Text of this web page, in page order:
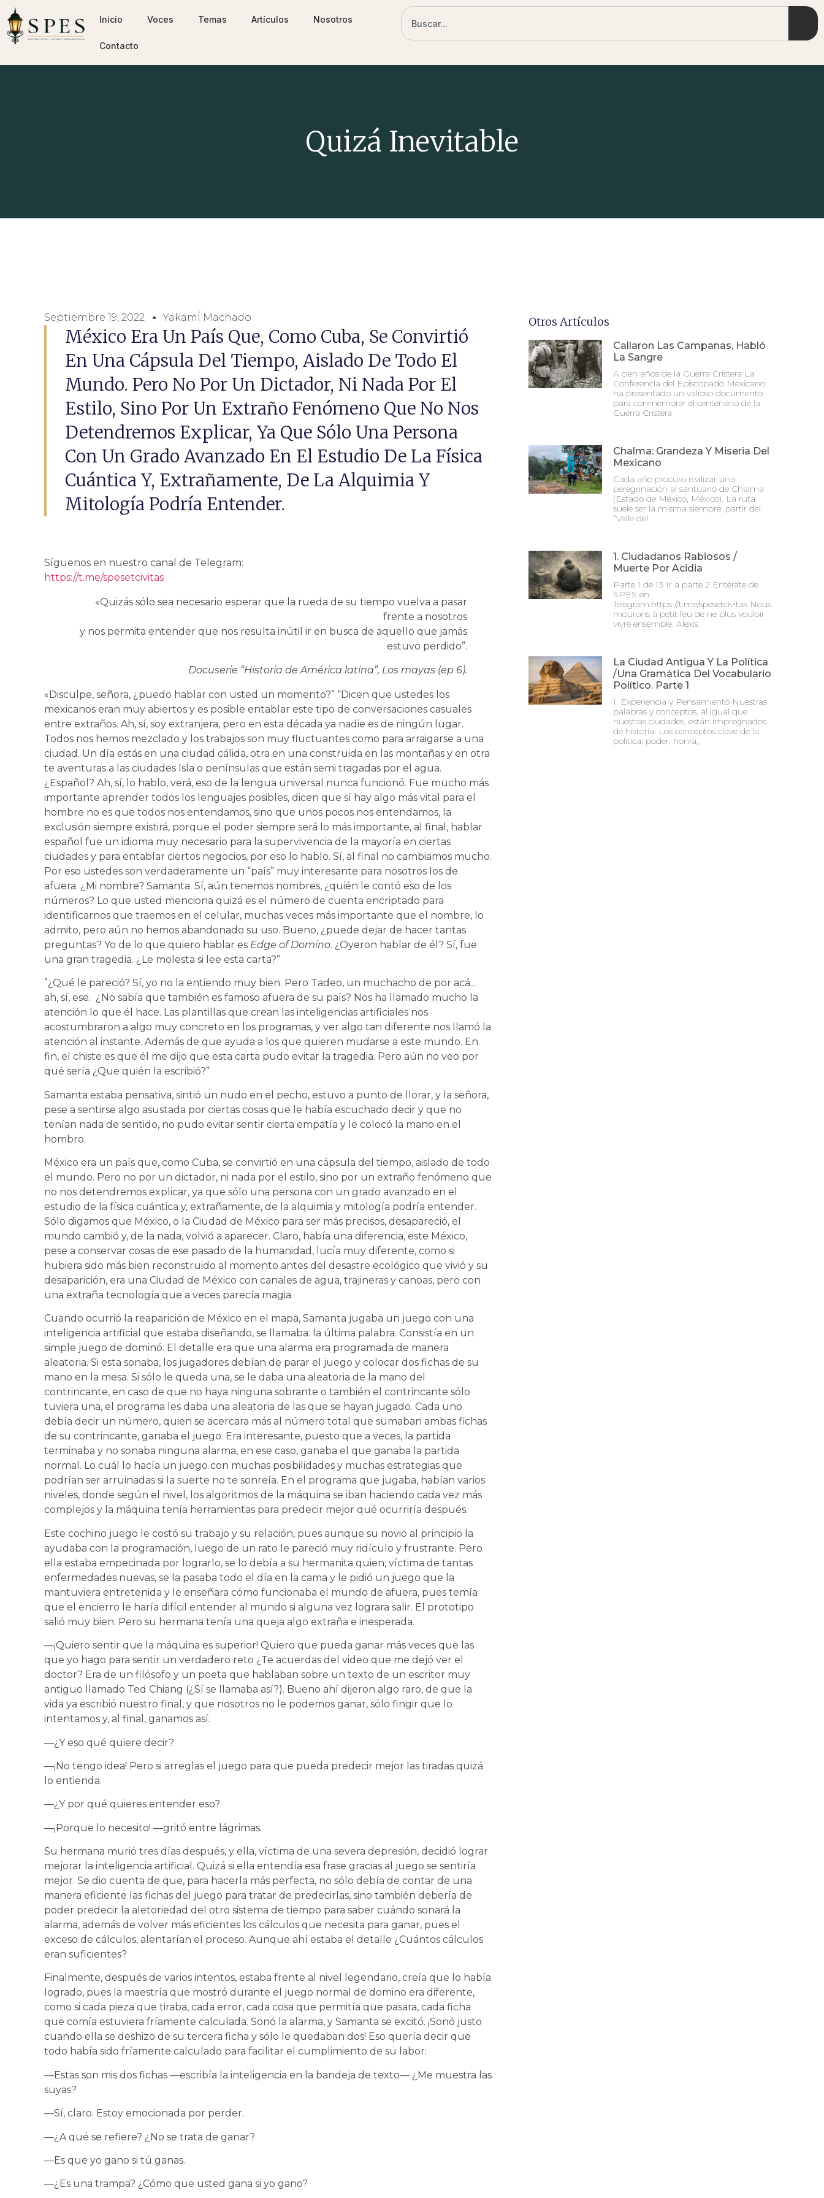
Inicio Voces Temas Artículos Nosotros
Contacto
Quizá Inevitable
Septiembre 19, 2022 YakamÍ Machado
México Era Un País Que, Como Cuba, Se Convirtió
En Una Cápsula Del Tiempo, Aislado De Todo El
Mundo. Pero No Por Un Dictador, Ni Nada Por El
Estilo, Sino Por Un Extraño Fenómeno Que No Nos
Detendremos Explicar, Ya Que Sólo Una Persona
Con Un Grado Avanzado En El Estudio De La Física
Cuántica Y, Extrañamente, De La Alquimia Y
Mitología Podría Entender.
Síguenos en nuestro canal de Telegram:
https://t.me/spesetcivitas
«Quizás sólo sea necesario esperar que la rueda de su tiempo vuelva a pasar
frente a nosotros
y nos permita entender que nos resulta inútil ir en busca de aquello que jamás
estuvo perdido”.
Docuserie “Historia de América latina”, Los mayas (ep 6).
«Disculpe, señora, ¿puedo hablar con usted un momento?” “Dicen que ustedes los
mexicanos eran muy abiertos y es posible entablar este tipo de conversaciones casuales
entre extraños. Ah, sí, soy extranjera, pero en esta década ya nadie es de ningún lugar.
Todos nos hemos mezclado y los trabajos son muy fluctuantes como para arraigarse a una
ciudad. Un día estás en una ciudad cálida, otra en una construida en las montañas y en otra
te aventuras a las ciudades Isla o penínsulas que están semi tragadas por el agua.
¿Español? Ah, sí, lo hablo, verá, eso de la lengua universal nunca funcionó. Fue mucho más
importante aprender todos los lenguajes posibles, dicen que sí hay algo más vital para el
hombre no es que todos nos entendamos, sino que unos pocos nos entendamos, la
exclusión siempre existirá, porque el poder siempre será lo más importante, al final, hablar
español fue un idioma muy necesario para la supervivencia de la mayoría en ciertas
ciudades y para entablar ciertos negocios, por eso lo hablo. Sí, al final no cambiamos mucho.
Por eso ustedes son verdaderamente un “país” muy interesante para nosotros los de
afuera. ¿Mi nombre? Samanta. Sí, aún tenemos nombres, ¿quién le contó eso de los
números? Lo que usted menciona quizá es el número de cuenta encriptado para
identificarnos que traemos en el celular, muchas veces más importante que el nombre, lo
admito, pero aún no hemos abandonado su uso. Bueno, ¿puede dejar de hacer tantas
preguntas? Yo de lo que quiero hablar es Edge of Domino. ¿Oyeron hablar de él? Sí, fue
una gran tragedia. ¿Le molesta si lee esta carta?”
”¿Qué le pareció? Sí, yo no la entiendo muy bien. Pero Tadeo, un muchacho de por acá…
ah, sí, ese. ¿No sabía que también es famoso afuera de su país? Nos ha llamado mucho la
atención lo que él hace. Las plantillas que crean las inteligencias artificiales nos
acostumbraron a algo muy concreto en los programas, y ver algo tan diferente nos llamó la
atención al instante. Además de que ayuda a los que quieren mudarse a este mundo. En
fin, el chiste es que él me dijo que esta carta pudo evitar la tragedia. Pero aún no veo por
qué sería ¿Que quién la escribió?”
Samanta estaba pensativa, sintió un nudo en el pecho, estuvo a punto de llorar, y la señora,
pese a sentirse algo asustada por ciertas cosas que le había escuchado decir y que no
tenían nada de sentido, no pudo evitar sentir cierta empatía y le colocó la mano en el
hombro.
México era un país que, como Cuba, se convirtió en una cápsula del tiempo, aislado de todo
el mundo. Pero no por un dictador, ni nada por el estilo, sino por un extraño fenómeno que
no nos detendremos explicar, ya que sólo una persona con un grado avanzado en el
estudio de la física cuántica y, extrañamente, de la alquimia y mitología podría entender.
Sólo digamos que México, o la Ciudad de México para ser más precisos, desapareció, el
mundo cambió y, de la nada, volvió a aparecer. Claro, había una diferencia, este México,
pese a conservar cosas de ese pasado de la humanidad, lucía muy diferente, como si
hubiera sido más bien reconstruido al momento antes del desastre ecológico que vivió y su
desaparición, era una Ciudad de México con canales de agua, trajineras y canoas, pero con
una extraña tecnología que a veces parecía magia.
Cuando ocurrió la reaparición de México en el mapa, Samanta jugaba un juego con una
inteligencia artificial que estaba diseñando, se llamaba: la última palabra. Consistía en un
simple juego de dominó. El detalle era que una alarma era programada de manera
aleatoria. Si esta sonaba, los jugadores debían de parar el juego y colocar dos fichas de su
mano en la mesa. Si sólo le queda una, se le daba una aleatoria de la mano del
contrincante, en caso de que no haya ninguna sobrante o también el contrincante sólo
tuviera una, el programa les daba una aleatoria de las que se hayan jugado. Cada uno
debía decir un número, quien se acercara más al número total que sumaban ambas fichas
de su contrincante, ganaba el juego. Era interesante, puesto que a veces, la partida
terminaba y no sonaba ninguna alarma, en ese caso, ganaba el que ganaba la partida
normal. Lo cuál lo hacía un juego con muchas posibilidades y muchas estrategias que
podrían ser arruinadas si la suerte no te sonreía. En el programa que jugaba, habían varios
niveles, donde según el nivel, los algoritmos de la máquina se iban haciendo cada vez más
complejos y la máquina tenía herramientas para predecir mejor qué ocurriría después.
Este cochino juego le costó su trabajo y su relación, pues aunque su novio al principio la
ayudaba con la programación, luego de un rato le pareció muy ridículo y frustrante. Pero
ella estaba empecinada por lograrlo, se lo debía a su hermanita quien, víctima de tantas
enfermedades nuevas, se la pasaba todo el día en la cama y le pidió un juego que la
mantuviera entretenida y le enseñara cómo funcionaba el mundo de afuera, pues temía
que el encierro le haría difícil entender al mundo si alguna vez lograra salir. El prototipo
salió muy bien. Pero su hermana tenía una queja algo extraña e inesperada.
—¡Quiero sentir que la máquina es superior! Quiero que pueda ganar más veces que las
que yo hago para sentir un verdadero reto ¿Te acuerdas del video que me dejó ver el
doctor? Era de un filósofo y un poeta que hablaban sobre un texto de un escritor muy
antiguo llamado Ted Chiang (¿Sí se llamaba así?). Bueno ahí dijeron algo raro, de que la
vida ya escribió nuestro final, y que nosotros no le podemos ganar, sólo fingir que lo
intentamos y, al final, ganamos así.
—¿Y eso qué quiere decir?
—¡No tengo idea! Pero si arreglas el juego para que pueda predecir mejor las tiradas quizá
lo entienda.
—¿Y por qué quieres entender eso?
—¡Porque lo necesito! —gritó entre lágrimas.
Su hermana murió tres días después, y ella, víctima de una severa depresión, decidió lograr
mejorar la inteligencia artificial. Quizá si ella entendía esa frase gracias al juego se sentiría
mejor. Se dio cuenta de que, para hacerla más perfecta, no sólo debía de contar de una
manera eficiente las fichas del juego para tratar de predecirlas, sino también debería de
poder predecir la aletoriedad del otro sistema de tiempo para saber cuándo sonará la
alarma, además de volver más eficientes los cálculos que necesita para ganar, pues el
exceso de cálculos, alentarían el proceso. Aunque ahí estaba el detalle ¿Cuántos cálculos
eran suficientes?
Finalmente, después de varios intentos, estaba frente al nivel legendario, creía que lo había
logrado, pues la maestría que mostró durante el juego normal de domino era diferente,
como si cada pieza que tiraba, cada error, cada cosa que permitía que pasara, cada ficha
que comía estuviera fríamente calculada. Sonó la alarma, y Samanta se excitó. ¡Sonó justo
cuando ella se deshizo de su tercera ficha y sólo le quedaban dos! Eso quería decir que
todo había sido fríamente calculado para facilitar el cumplimiento de su labor:
—Estas son mis dos fichas —escribía la inteligencia en la bandeja de texto— ¿Me muestra las
suyas?
—Sí, claro. Estoy emocionada por perder.
—¿A qué se refiere? ¿No se trata de ganar?
—Es que yo gano si tú ganas.
—¿Es una trampa? ¿Cómo que usted gana si yo gano?
Otros Artículos
Callaron Las Campanas, Habló
La Sangre
A cien años de la Guerra Cristera La
Conferencia del Episcopado Mexicano
ha presentado un valioso documento
para conmemorar el centenario de la
Guerra Cristera
Chalma: Grandeza Y Miseria Del
Mexicano
Cada año procuro realizar una
peregrinación al santuario de Chalma
(Estado de México, México). La ruta
suele ser la misma siempre: partir del
“Valle del
1. Ciudadanos Rabiosos /
Muerte Por Acidia
Parte 1 de 13 Ir a parte 2 Entérate de
SPES en
Telegram:https://t.me/spesetcivitas Nous
mourons à petit feu de ne plus vouloir
vivre ensemble. Alexis
La Ciudad Antigua Y La Política
/Una Gramática Del Vocabulario
Político. Parte 1
I. Experiencia y Pensamiento Nuestras
palabras y conceptos, al igual que
nuestras ciudades, están impregnados
de historia. Los conceptos clave de la
política: poder, honra,